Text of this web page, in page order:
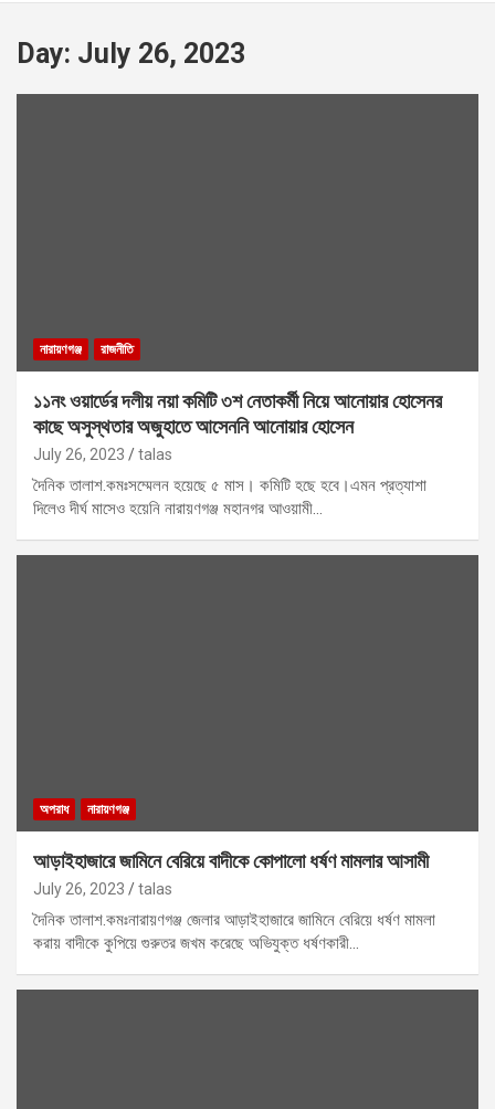
Day: July 26, 2023
নারায়ণগঞ্জ রাজনীতি
১১নং ওয়ার্ডের দলীয় নয়া কমিটি ৩শ নেতাকর্মী নিয়ে আনোয়ার হোসেনর
কাছে অসুস্থতার অজুহাতে আসেননি আনোয়ার হোসেন
July 26, 2023 talas
দৈনিক তালাশ.কমঃসম্মেলন হয়েছে ৫ মাস। কমিটি হছে হবে।এমন প্রত্যাশা
দিলেও দীর্ঘ মাসেও হয়েনি নারায়ণগঞ্জ মহানগর আওয়ামী…
অপরাধ নারায়ণগঞ্জ
আড়াইহাজারে জামিনে বেরিয়ে বাদীকে কোপালো ধর্ষণ মামলার আসামী
July 26, 2023 talas
দৈনিক তালাশ.কমঃনারায়ণগঞ্জ জেলার আড়াইহাজারে জামিনে বেরিয়ে ধর্ষণ মামলা
করায় বাদীকে কুপিয়ে গুরুতর জখম করেছে অভিযুক্ত ধর্ষণকারী…